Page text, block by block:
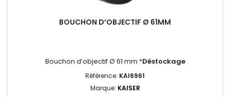
BOUCHON D’OBJECTIF Ø 61MM
Bouchon d’objectif Ø 61 mm *Déstockage
Référence: KAI6961
Marque: KAISER